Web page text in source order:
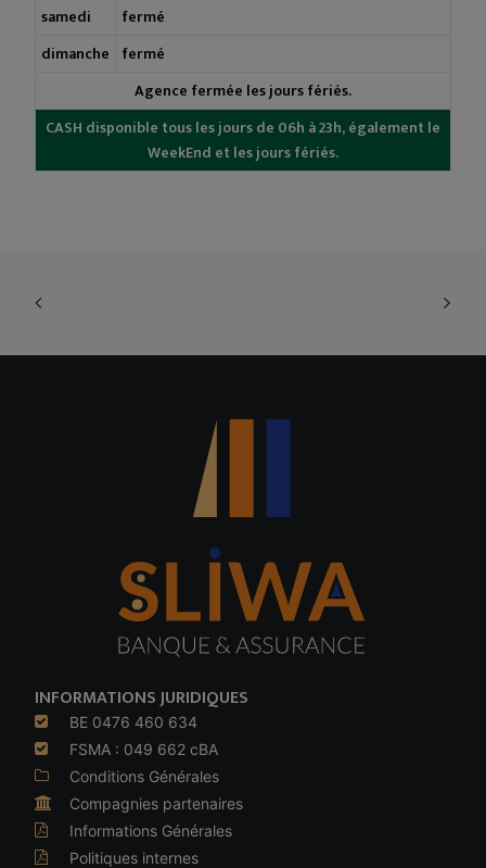
samedi
fermé
dimanche fermé
Agence fermée les jours fériés.
CASH disponible tous les jours de 06h à 23h, également le
WeekEnd et les jours fériés.
INFORMATIONS JURIDIQUES
BE 0476 460 634
FSMA : 049 662 cBA
Conditions Générales
Compagnies partenaires
Informations Générales
Politiques internes